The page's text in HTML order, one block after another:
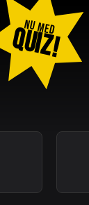
NU MED
QUIZ!